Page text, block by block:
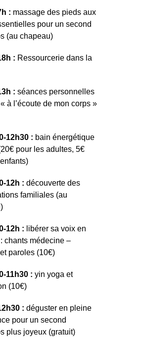
: massage des pieds aux
pour un second
(au chapeau)
: Ressourcerie dans la
: séances personnelles
à l’écoute de mon corps »
12h30 : bain énergétique
pour les adultes, 5€
12h : découverte des
familiales (au
12h : libérer sa voix en
chants médecine –
paroles (10€)
11h30 : yin yoga et
(10€)
: déguster en pleine
pour un second
plus joyeux (gratuit)